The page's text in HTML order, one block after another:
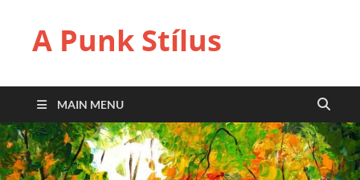
A Punk Stílus
MAIN MENU